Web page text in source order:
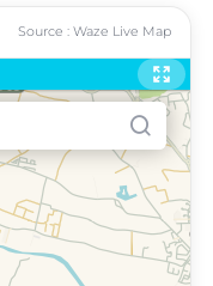
Source : Waze Live Map